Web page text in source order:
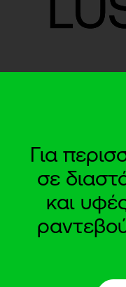
Για
σε
και